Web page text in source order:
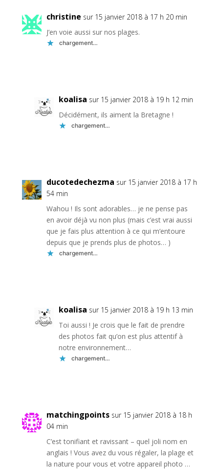
christine sur 15 janvier 2018 à 17 h 20 min
J’en voie aussi sur nos plages.
chargement…
koalisa sur 15 janvier 2018 à 19 h 12 min
Décidément, ils aiment la Bretagne !
chargement…
ducotedechezma sur 15 janvier 2018 à 17 h
54 min
Wahou ! Ils sont adorables… je ne pense pas
en avoir déjà vu non plus (mais c’est vrai aussi
que je fais plus attention à ce qui m’entoure
depuis que je prends plus de photos… )
chargement…
koalisa sur 15 janvier 2018 à 19 h 13 min
Toi aussi ! Je crois que le fait de prendre
des photos fait qu’on est plus attentif à
notre environnement…
chargement…
matchingpoints sur 15 janvier 2018 à 18 h
04 min
C’est tonifiant et ravissant – quel joli nom en
anglais ! Vous avez du vous régaler, la plage et
la nature pour vous et votre appareil photo …